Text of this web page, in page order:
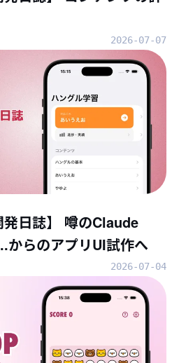
2026-07-07
発日誌】 噂のClaude
からのアプリUI試作へ
2026-07-04